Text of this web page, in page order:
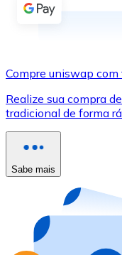
Transferência
Use cartões
Comprar com
Compre
Ir para a loja de
Compre uniswap
Realize sua compra
tradicional de forma
Sabe mais